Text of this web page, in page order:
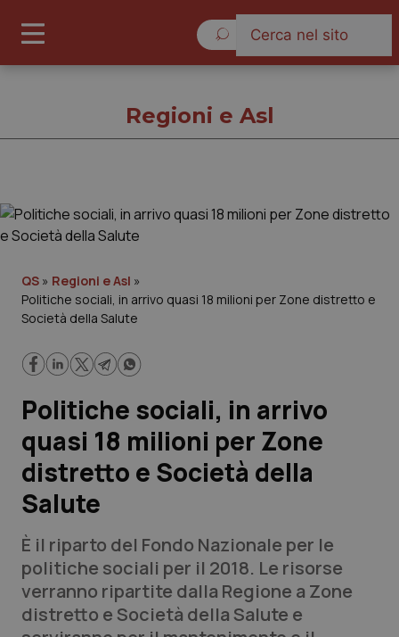
Governo e Parlamento
Regioni e Asl
Lavoro e Professioni
Scienza e Farmaci
Studi e Analisi
Lettere al direttore
Edizioni Regionali
QS Pro
Regioni e Asl
QS » Regioni e Asl »
Politiche sociali, in arrivo quasi 18 milioni per Zone distretto e
Società della Salute
Politiche sociali, in arrivo
quasi 18 milioni per Zone
distretto e Società della
Salute
È il riparto del Fondo Nazionale per le
politiche sociali per il 2018. Le risorse
verranno ripartite dalla Regione a Zone
distretto e Società della Salute e